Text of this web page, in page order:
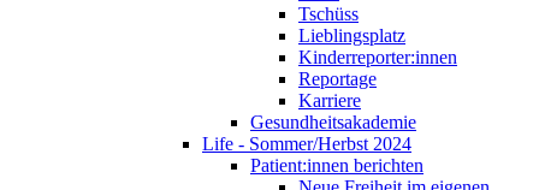
Tschüss
Lieblingsplatz
Kinderreporter:innen
Reportage
Karriere
Gesundheitsakademie
Life - Sommer/Herbst 2024
Patient:innen berichten